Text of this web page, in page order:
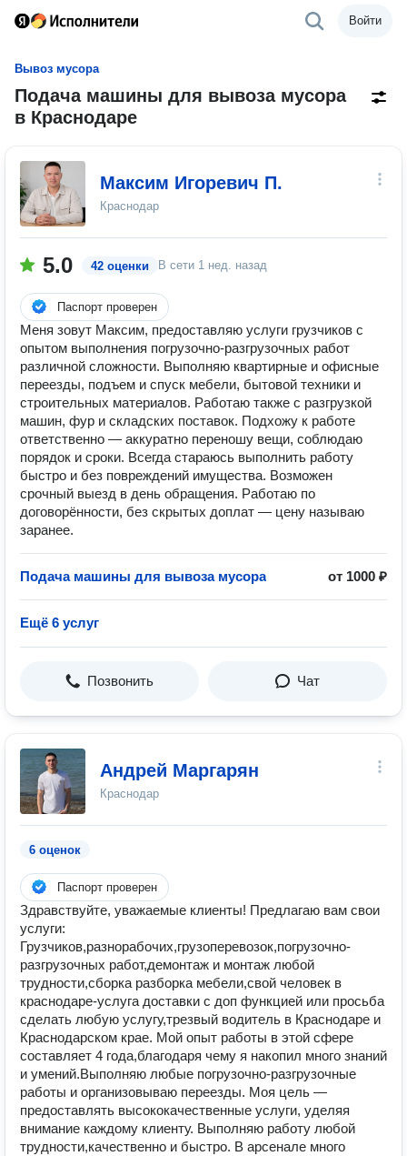
Войти
Вывоз мусора
Подача машины для вывоза мусора
в Краснодаре
Максим Игоревич П.
Краснодар
5.0 42 оценки В сети 1 нед. назад
Паспорт проверен
Меня зовут Максим, предоставляю услуги грузчиков с
опытом выполнения погрузочно-разгрузочных работ
различной сложности. Выполняю квартирные и офисные
переезды, подъем и спуск мебели, бытовой техники и
строительных материалов. Работаю также с разгрузкой
машин, фур и складских поставок. Подхожу к работе
ответственно — аккуратно переношу вещи, соблюдаю
порядок и сроки. Всегда стараюсь выполнить работу
быстро и без повреждений имущества. Возможен
срочный выезд в день обращения. Работаю по
договорённости, без скрытых доплат — цену называю
заранее.
Подача машины для вывоза мусора от 1000 ₽
Ещё 6 услуг
Позвонить Чат
Андрей Маргарян
Краснодар
6 оценок
Паспорт проверен
Здравствуйте, уважаемые клиенты! Предлагаю вам свои
услуги:
Грузчиков,разнорабочих,грузоперевозок,погрузочно-
разгрузочных работ,демонтаж и монтаж любой
трудности,сборка разборка мебели,свой человек в
краснодаре-услуга доставки с доп функцией или просьба
сделать любую услугу,трезвый водитель в Краснодаре и
Краснодарском крае. Мой опыт работы в этой сфере
составляет 4 года,благодаря чему я накопил много знаний
и умений.Выполняю любые погрузочно-разгрузочные
работы и организовываю переезды. Моя цель —
предоставлять высококачественные услуги, уделяя
внимание каждому клиенту. Выполняю работу любой
трудности,качественно и быстро. В арсенале много